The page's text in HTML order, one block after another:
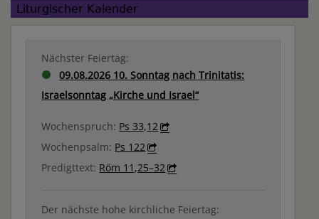
Liturgischer Kalender
Nächster Feiertag:
09.08.2026 10. Sonntag nach Trinitatis:
Israelsonntag „Kirche und Israel“
Wochenspruch: Ps 33,12
Wochenpsalm: Ps 122
Predigttext: Röm 11,25–32
Der nächste hohe kirchliche Feiertag: